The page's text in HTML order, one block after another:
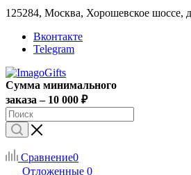
125284, Москва, Хорошевское шоссе,
Вконтакте
Telegram
Сумма минимального
заказа – 10 000 ₽
Сравнение0
Отложенные 0